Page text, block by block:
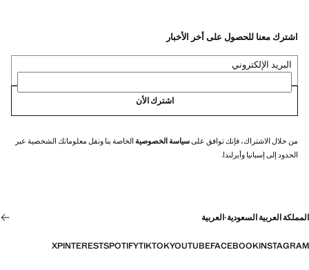
اشترك معنا للحصول على أخر الأخبار
البريد الإلكتروني
اشترك الأن
من خلال الاشتراك، فإنك توافق علىسياسة الخصوصية الخاصة بنا ونقل معلوماتك الشخصية عبر
الحدود إلى إسبانيا وأيرلندا.
المملكة العربية السعودية·العربية
INSTAGRAM
FACEBOOK
YOUTUBE
TIKTOK
SPOTIFY
PINTEREST
X